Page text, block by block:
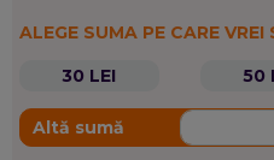
ALEGE SUMA PE CARE
30 LEI
50
Altă sumă